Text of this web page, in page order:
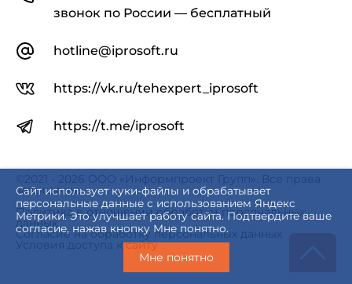
Сайт использует куки-файлы и обрабатывает
персональные данные с использованием Яндекс
Метрики. Это улучшает работу сайта. Подтвердите ваше
согласие, нажав кнопку Мне понятно.
Мне понятно
звонок по России — бесплатный
hotline@iprosoft.ru
https://vk.ru/tehexpert_iprosoft
https://t.me/iprosoft
©2021 - 2026 ООО «Информпроект Групп». Все права
защищены.
Политика в отношении обработки персональных
данных
Согласие на обработку персональных данных
Условия доступа к сайту